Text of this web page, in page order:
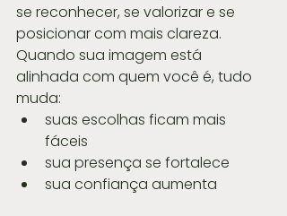
se reconhecer, se valorizar e se
posicionar com mais clareza.
Quando sua imagem está
alinhada com quem você é, tudo
muda:
suas escolhas ficam mais
fáceis
sua presença se fortalece
sua confiança aumenta